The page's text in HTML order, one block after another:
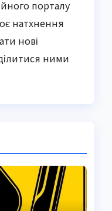
порталу
натхнення
нові
ними